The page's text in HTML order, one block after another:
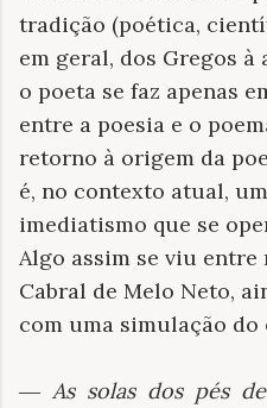
tradição (poética,
em geral, dos Gregos à
o poeta se faz apenas
entre a poesia e o
retorno à origem da
é, no contexto atual,
imediatismo que se
Algo assim se viu entre
Cabral de Melo Neto,
com uma simulação do
― As solas dos pés